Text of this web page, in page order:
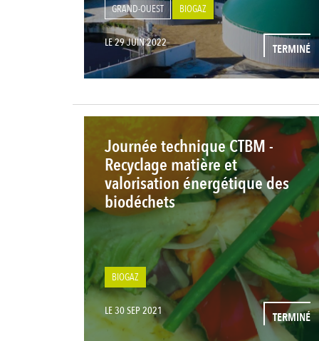
GRAND-OUEST BIOGAZ
LE 29 JUIN 2022 TERMINÉ
Journée technique CTBM -
Recyclage matière et
valorisation énergétique des
biodéchets
BIOGAZ
LE 30 SEP 2021 TERMINÉ